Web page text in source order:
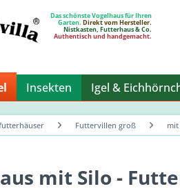
Das schönste Vogelhaus für Ihren
Garten. Direkt vom Hersteller.
Nistkasten, Futterhaus & Co.
Authentisch und handgemacht.
Insekten Igel &
Futtervillen groß mit
mit Silo -